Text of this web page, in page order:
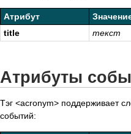
Атрибут
title
текст
Атрибуты
Тэг <acronym> поддерживает
событий: